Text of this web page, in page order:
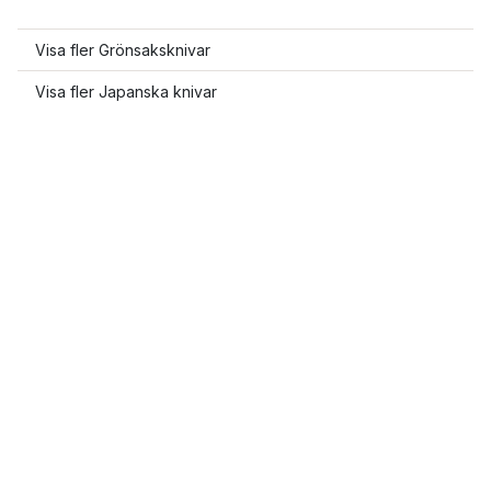
Visa fler Grönsaksknivar
Visa fler Japanska knivar